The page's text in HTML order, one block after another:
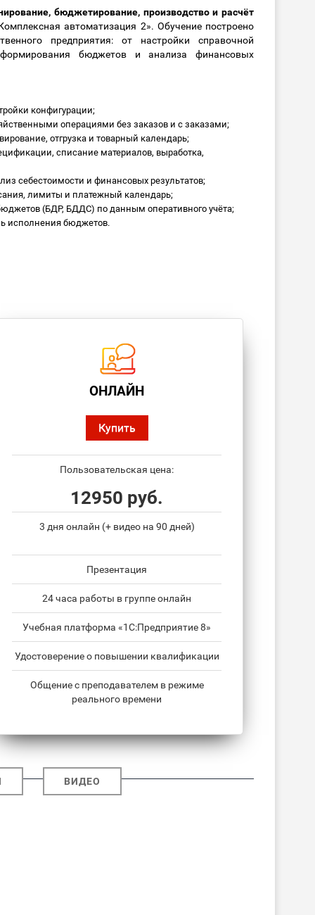
бюджетирование, производство и расчёт
автоматизация 2». Обучение построено
предприятия: от настройки справочной
бюджетов и анализа финансовых
конфигурации;
операциями без заказов и с заказами;
отгрузка и товарный календарь;
списание материалов, выработка,
себестоимости и финансовых результатов;
лимиты и платежный календарь;
(БДР, БДДС) по данным оперативного учёта;
исполнения бюджетов.
ОНЛАЙН
Купить
Пользовательская цена:
12950 руб.
3 дня онлайн (+ видео на 90 дней)
Презентация
24 часа работы в группе онлайн
Учебная платформа «1С:Предприятие 8»
Удостоверение о повышении квалификации
Общение с преподавателем в режиме
реального времени
ВИДЕО